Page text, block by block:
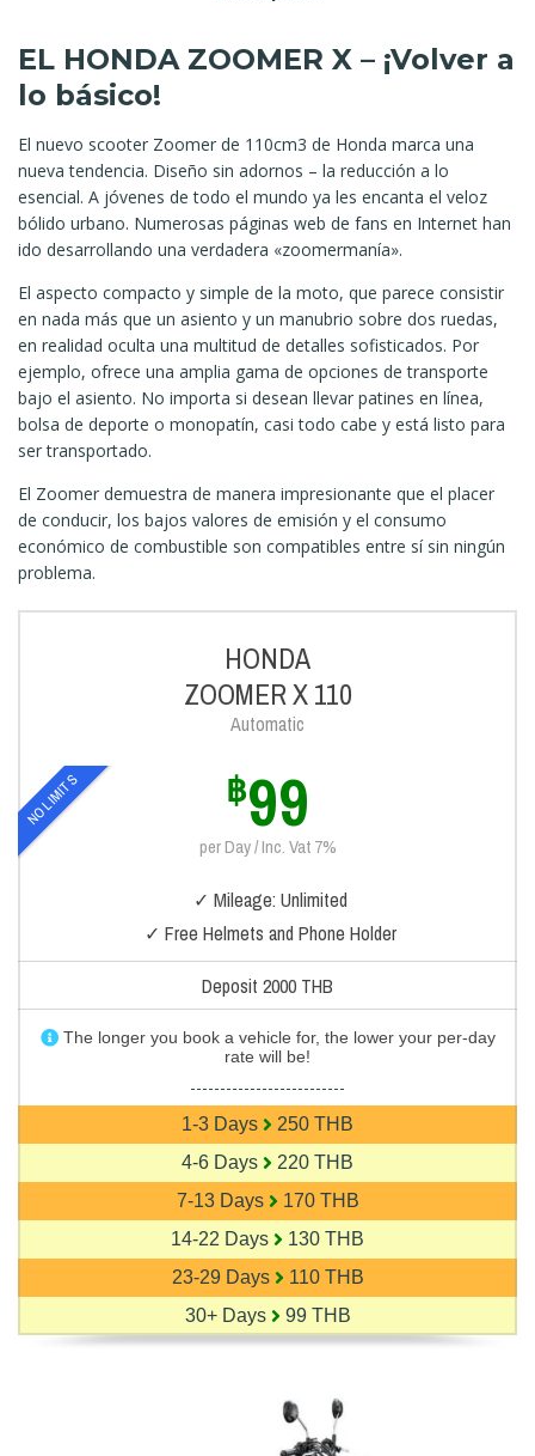
EL HONDA ZOOMER X – ¡Volver a
lo básico!
El nuevo scooter Zoomer de 110cm3 de Honda marca una
nueva tendencia. Diseño sin adornos – la reducción a lo
esencial. A jóvenes de todo el mundo ya les encanta el veloz
bólido urbano. Numerosas páginas web de fans en Internet han
ido desarrollando una verdadera «zoomermanía».
El aspecto compacto y simple de la moto, que parece consistir
en nada más que un asiento y un manubrio sobre dos ruedas,
en realidad oculta una multitud de detalles sofisticados. Por
ejemplo, ofrece una amplia gama de opciones de transporte
bajo el asiento. No importa si desean llevar patines en línea,
bolsa de deporte o monopatín, casi todo cabe y está listo para
ser transportado.
El Zoomer demuestra de manera impresionante que el placer
de conducir, los bajos valores de emisión y el consumo
económico de combustible son compatibles entre sí sin ningún
problema.
HONDA
ZOOMER X 110
Automatic
NO LIMITS ฿99
per Day / Inc. Vat 7%
✓ Mileage: Unlimited
✓ Free Helmets and Phone Holder
Deposit 2000 THB
The longer you book a vehicle for, the lower your per-day
rate will be!
--------------------------
1-3 Days
250 THB
4-6 Days
220 THB
7-13 Days
170 THB
14-22 Days
130 THB
23-29 Days
110 THB
30+ Days
99 THB